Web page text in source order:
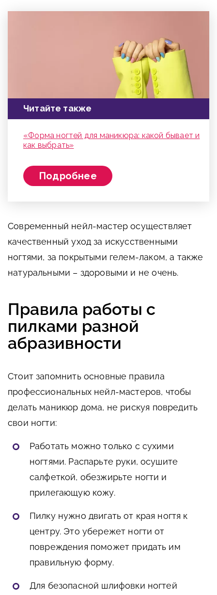
Читайте также
«Форма ногтей для маникюра: какой бывает и
как выбрать»
Подробнее
Современный нейл-мастер осуществляет
качественный уход за искусственными
ногтями, за покрытыми гелем-лаком, а также
натуральными – здоровыми и не очень.
Правила работы с
пилками разной
абразивности
Стоит запомнить основные правила
профессиональных нейл-мастеров, чтобы
делать маникюр дома, не рискуя повредить
свои ногти:
Работать можно только с сухими
ногтями. Распарьте руки, осушите
салфеткой, обезжирьте ногти и
прилегающую кожу.
Пилку нужно двигать от края ногтя к
центру. Это убережет ногти от
повреждения поможет придать им
правильную форму.
Для безопасной шлифовки ногтей